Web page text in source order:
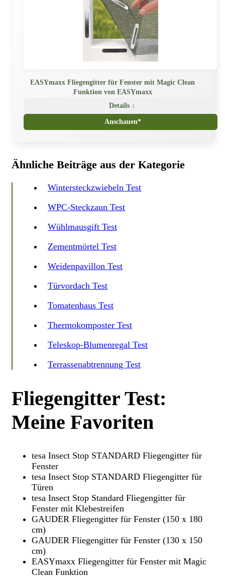
EASYmaxx Fliegengitter für Fenster mit Magic Clean
Funktion von EASYmaxx
Details ↓
Anschauen*
Ähnliche Beiträge aus der Kategorie
Wintersteckzwiebeln Test
WPC-Steckzaun Test
Wühlmausgift Test
Zementmörtel Test
Weidenpavillon Test
Türvordach Test
Tomatenhaus Test
Thermokomposter Test
Teleskop-Blumenregal Test
Terrassenabtrennung Test
Fliegengitter Test:
Meine Favoriten
tesa Insect Stop STANDARD Fliegengitter für
Fenster
tesa Insect Stop STANDARD Fliegengitter für
Türen
tesa Insect Stop Standard Fliegengitter für
Fenster mit Klebestreifen
GAUDER Fliegengitter für Fenster (150 x 180
cm)
GAUDER Fliegengitter für Fenster (130 x 150
cm)
EASYmaxx Fliegengitter für Fenster mit Magic
Clean Funktion